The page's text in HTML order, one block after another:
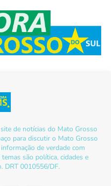
de notícias do Mato Grosso
para discutir o Mato Grosso
de verdade com
são política, cidades e
DRT 0010556/DF.